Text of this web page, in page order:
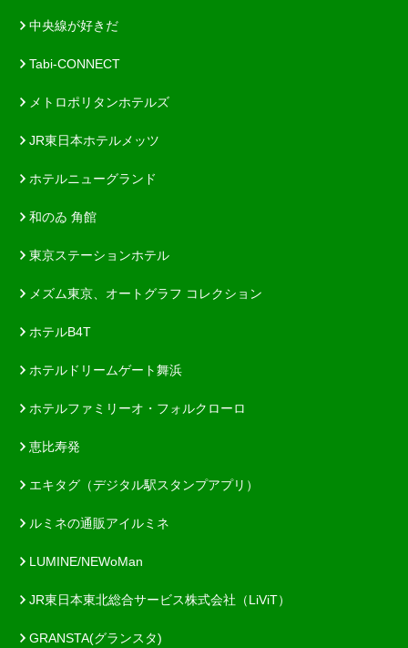
中央線が好きだ
Tabi-CONNECT
メトロポリタンホテルズ
JR東日本ホテルメッツ
ホテルニューグランド
和のゐ 角館
東京ステーションホテル
メズム東京、オートグラフ コレクション
ホテルB4T
ホテルドリームゲート舞浜
ホテルファミリーオ・フォルクローロ
恵比寿発
エキタグ（デジタル駅スタンプアプリ）
ルミネの通販アイルミネ
LUMINE/NEWoMan
JR東日本東北総合サービス株式会社（LiViT）
GRANSTA(グランスタ)